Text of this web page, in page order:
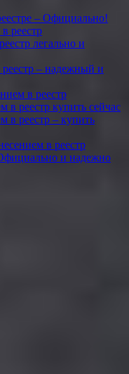
– Официально!
реестр
легально и
– надежный и
в реестр
в реестр купить сейчас
в реестр – купить
в реестр
и надежно